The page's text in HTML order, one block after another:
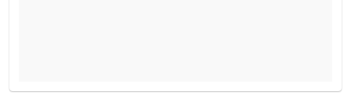
VERWACHTE KOERS VAN DE ONDERLIGGENDE WAARDE
PROSPECTUS
PRODUCT PROJECTIONS